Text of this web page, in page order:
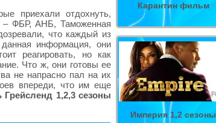
Карантин фильм
Империя 1,2 сезоны
приехали отдохнуть,
– ФБР, АНБ, Таможенная
что каждый из
информация, они
реагировать, но как
Что ж, они готовы ее
не напрасно пал на их
впереди, что им еще
Грейсленд 1,2,3 сезоны